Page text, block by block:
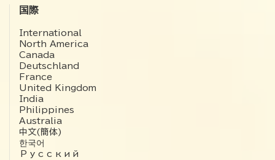
国際
International
North America
Canada
Deutschland
France
United Kingdom
India
Philippines
Australia
中文(簡体)
한국어
Русский